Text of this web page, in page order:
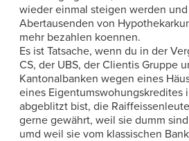
wieder einmal steigen werden
Abertausenden von
mehr bezahlen koennen.
Es ist Tatsache, wenn du in der
CS, der UBS, der Clientis Gruppe
Kantonalbanken wegen eines
eines Eigentumswohungskredites
abgeblitzt bist, die
gerne gewährt, weil sie dumm
umd weil sie vom klassischen